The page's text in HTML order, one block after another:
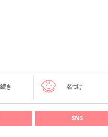
き 名づけ
SNS